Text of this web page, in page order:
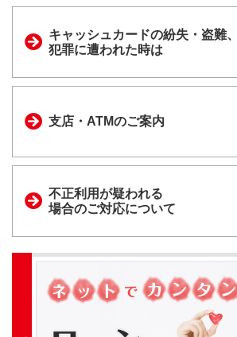
キャッシュカードの紛失・盗難
犯罪に遭われた時は
支店・ATMのご案内
不正利用が疑われる
場合のご対応について